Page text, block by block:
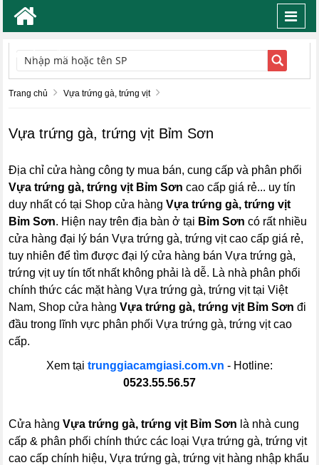
TÌM KIẾM
Trang chủ Vựa trứng gà, trứng vịt
Vựa trứng gà, trứng vịt Bỉm Sơn
Địa chỉ cửa hàng công ty mua bán, cung cấp và phân phối
Vựa trứng gà, trứng vịt Bỉm Sơn cao cấp giá rẻ... uy tín
duy nhất có tại Shop cửa hàngVựa trứng gà, trứng vịt
Bỉm Sơn. Hiện nay trên địa bàn ở tại Bỉm Sơn có rất nhiều
cửa hàng đại lý bán Vựa trứng gà, trứng vịt cao cấp giá rẻ,
tuy nhiên để tìm được đại lý cửa hàng bán Vựa trứng gà,
trứng vịt uy tín tốt nhất không phải là dễ. Là nhà phân phối
chính thức các mặt hàng Vựa trứng gà, trứng vịt tại Việt
Nam, Shop cửa hàngVựa trứng gà, trứng vịt Bỉm Sơn đi
đầu trong lĩnh vực phân phối Vựa trứng gà, trứng vịt cao
cấp.
Xem tại trunggiacamgiasi.com.vn - Hotline:
0523.55.56.57
Cửa hàngVựa trứng gà, trứng vịt Bỉm Sơn là nhà cung
cấp & phân phối chính thức các loại Vựa trứng gà, trứng vịt
cao cấp chính hiệu, Vựa trứng gà, trứng vịt hàng nhập khẩu